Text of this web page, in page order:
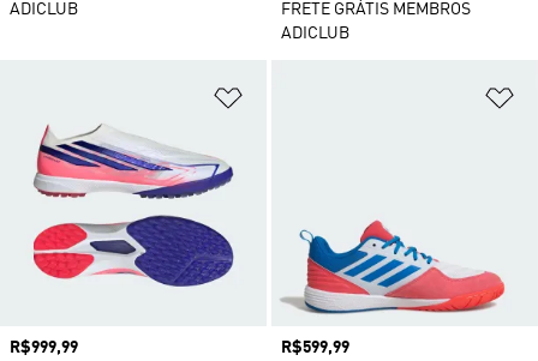
ADICLUB
FRETE GRÁTIS MEMBROS
ADICLUB
Preço
R$999,99
Preço
R$599,99